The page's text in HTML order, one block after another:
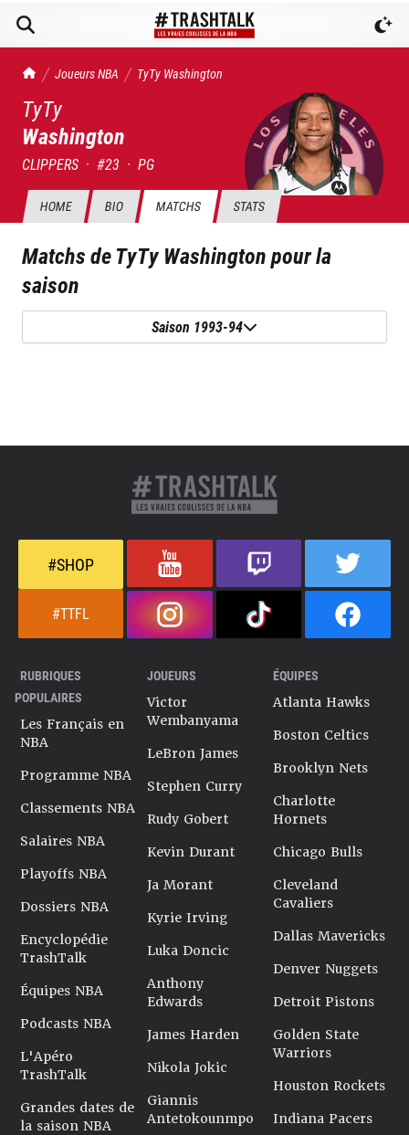
TrashTalk Actu NBA
Joueurs NBA TyTy Washington
TyTy
Washington
CLIPPERS · #23 · PG
HOME BIO MATCHS STATS
Matchs deTyTy Washingtonpour la
saison
Saison 1993-94
#SHOP
#TTFL
RUBRIQUES
POPULAIRES
Les Français en
NBA
Programme NBA
Classements NBA
Salaires NBA
Playoffs NBA
Dossiers NBA
Encyclopédie
TrashTalk
Équipes NBA
Podcasts NBA
L'Apéro
TrashTalk
Grandes dates de
la saison NBA
JOUEURS
Victor
Wembanyama
LeBron James
Stephen Curry
Rudy Gobert
Kevin Durant
Ja Morant
Kyrie Irving
Luka Doncic
Anthony
Edwards
James Harden
Nikola Jokic
Giannis
Antetokounmpo
ÉQUIPES
Atlanta Hawks
Boston Celtics
Brooklyn Nets
Charlotte
Hornets
Chicago Bulls
Cleveland
Cavaliers
Dallas Mavericks
Denver Nuggets
Detroit Pistons
Golden State
Warriors
Houston Rockets
Indiana Pacers